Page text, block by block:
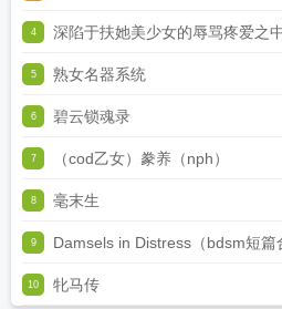
4 深陷于扶她美少女的辱骂疼爱之
5 熟女名器系统
6 碧云锁魂录
7 （cod乙女）豢养（nph）
8 毫末生
9 Damsels in Distress（bdsm短篇
10 牝马传